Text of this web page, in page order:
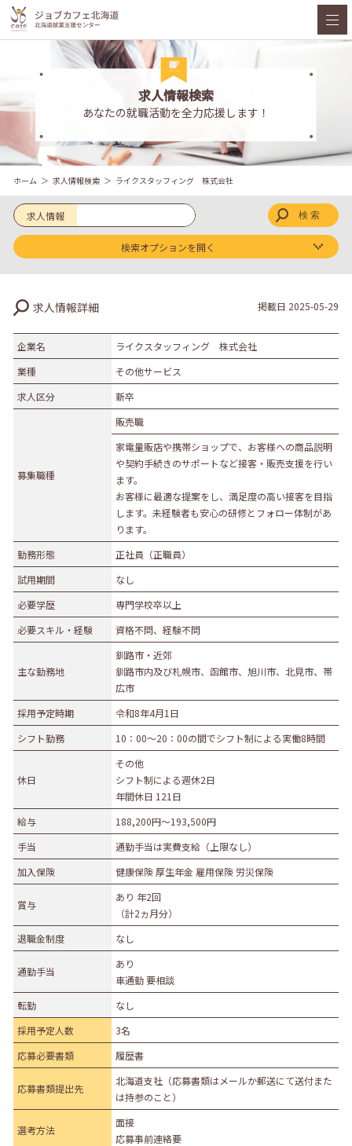
求人情報検索
あなたの就職活動を全力応援します！
ホーム 求人情報検索 ライクスタッフィング 株式会社
求人情報
検索オプションを開く
業種
農林水産業
建設業
食品製造業
その他の製造業
電気・ガス・熱供給業
運輸業
自動車販売・修理
医薬品小売業
教育・学習支援業
不動産業
宿泊業
その他サービス
生活関連サービス業
社会福祉・介護事業
その他
募集職種
技能職
サービス職 その他
勤務形態
正社員（正職員） 契約 公務員
団体職員
その他
函館市・近郊
釧路市・近郊
帯広市・近郊
求人情報詳細 掲載日 2025-05-29
企業名
ライクスタッフィング 株式会社
業種
その他サービス
求人区分
新卒
募集職種
販売職
家電量販店や携帯ショップで、お客様への商品説明
や契約手続きのサポートなど接客・販売支援を行い
ます。
お客様に最適な提案をし、満足度の高い接客を目指
します。未経験者も安心の研修とフォロー体制があ
ります。
勤務形態
正社員（正職員）
試用期間
なし
必要学歴
専門学校卒以上
必要スキル・経験
資格不問、経験不問
主な勤務地
釧路市・近郊
釧路市内及び札幌市、函館市、旭川市、北見市、帯
広市
採用予定時期
令和8年4月1日
シフト勤務
10：00～20：00の間でシフト制による実働8時間
休日
その他
シフト制による週休2日
年間休日 121日
給与
188,200円〜193,500円
手当
通勤手当は実費支給（上限なし）
加入保険
健康保険 厚生年金 雇用保険 労災保険
賞与
あり 年2回
（計2ヵ月分）
退職金制度
なし
通勤手当
あり
車通勤 要相談
転勤
なし
採用予定人数
3名
応募必要書類
履歴書
応募書類提出先
北海道支社（応募書類はメールか郵送にて送付また
は持参のこと）
選考方法
面接
応募事前連絡要